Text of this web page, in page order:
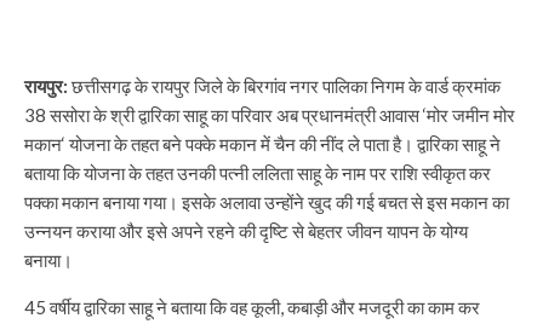
रायपुर:छत्तीसगढ़ के रायपुर जिले के बिरगांव नगर पालिका निगम के वार्ड क्रमांक
38 ससोरा के श्री द्वारिका साहू का परिवार अब प्रधानमंत्री आवास ‘मोर जमीन मोर
मकान‘ योजना के तहत बने पक्के मकान में चैन की नींद ले पाता है। द्वारिका साहू ने
बताया कि योजना के तहत उनकी पत्नी ललिता साहू के नाम पर राशि स्वीकृत कर
पक्का मकान बनाया गया। इसके अलावा उन्होंने खुद की गई बचत से इस मकान का
उन्नयन कराया और इसे अपने रहने की दृष्टि से बेहतर जीवन यापन के योग्य
बनाया।
45 वर्षीय द्वारिका साहू ने बताया कि वह कूली, कबाड़ी और मजदूरी का काम कर